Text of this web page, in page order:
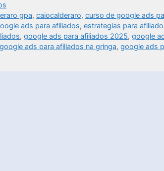
gpa,caiocalderaro,curso de google ads
ads para afiliados, estrategias para
, google ads para afiliados 2025, google
google ads para afiliados na gringa, google ads